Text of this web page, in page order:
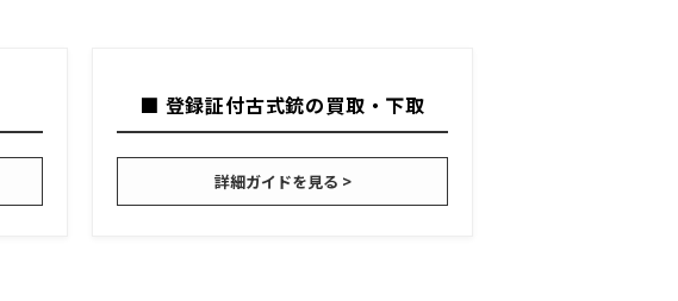
■ 登録証付古式銃の買取・下取
詳細ガイドを見る >